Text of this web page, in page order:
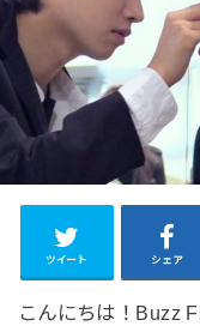
ツイート シェア
こんにちは！Buzz